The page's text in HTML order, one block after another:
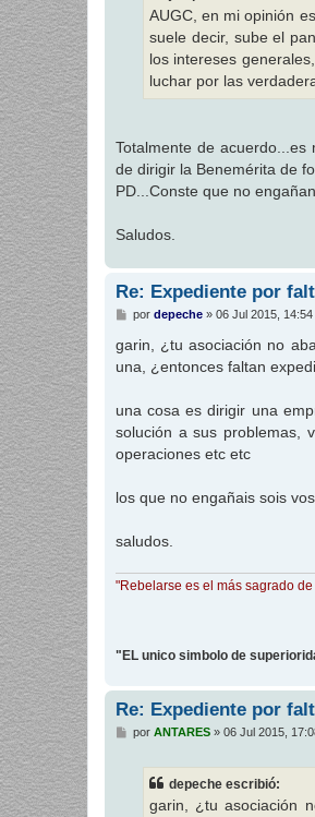
AUGC, en mi opinión
suele decir, sube el
los intereses
luchar por las
Totalmente de
de dirigir la Benemérita de
PD...Conste que no
Saludos.
Re: Expediente por
M
n
a
por depeche» 06 Jul 2015, 14:54
garin, ¿tu asociación no
una, ¿entonces faltan
una cosa es dirigir una
solución a sus problemas,
operaciones etc etc
los que no engañais sois
saludos.
"Rebelarse es el más sagrado
"EL unico simbolo de
Re: Expediente por
M
por ANTARES» 06 Jul 2015,
depeche escribió:
garin, ¿tu asociación